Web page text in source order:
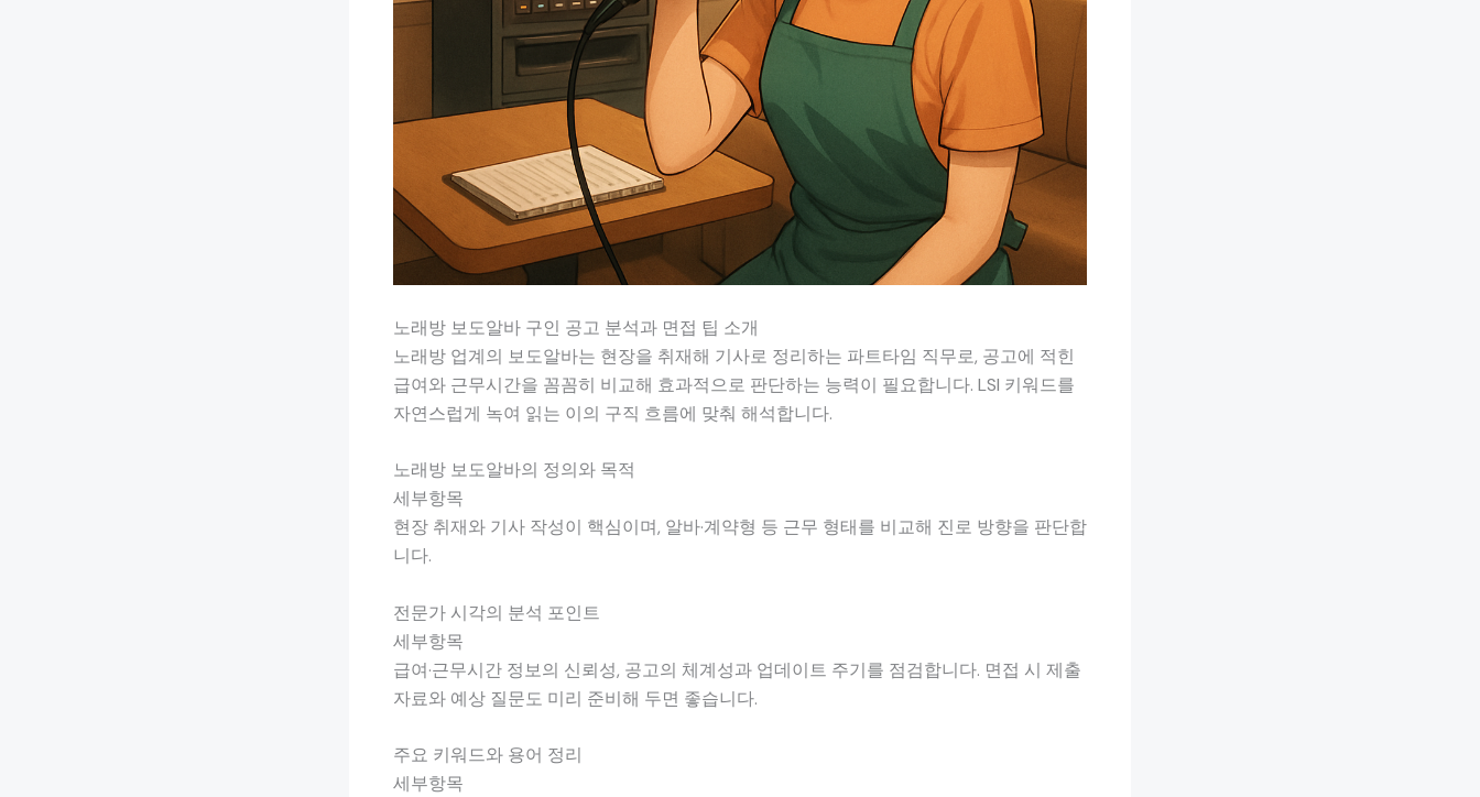
노래방 보도알바 구인 공고 분석과 면접 팁 소개
노래방 업계의 보도알바는 현장을 취재해 기사로 정리하는 파트타임 직무로, 공고에 적힌
급여와 근무시간을 꼼꼼히 비교해 효과적으로 판단하는 능력이 필요합니다. LSI 키워드를
자연스럽게 녹여 읽는 이의 구직 흐름에 맞춰 해석합니다.
노래방 보도알바의 정의와 목적
세부항목
현장 취재와 기사 작성이 핵심이며, 알바·계약형 등 근무 형태를 비교해 진로 방향을 판단합
니다.
전문가 시각의 분석 포인트
세부항목
급여·근무시간 정보의 신뢰성, 공고의 체계성과 업데이트 주기를 점검합니다. 면접 시 제출
자료와 예상 질문도 미리 준비해 두면 좋습니다.
주요 키워드와 용어 정리
세부항목